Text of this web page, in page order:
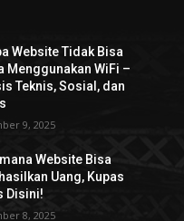
Website Tidak Bisa
Menggunakan WiFi –
Teknis, Sosial, dan
9, 2025
Website Bisa
Uang, Kupas
Disini!
8, 2025